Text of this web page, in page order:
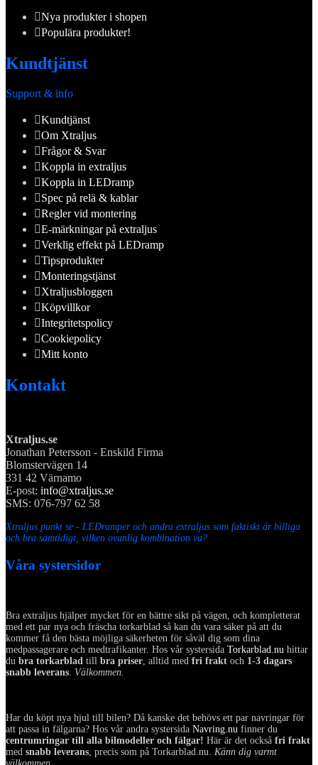
Nya produkter i shopen
Populära produkter!
Kundtjänst
Support & info
Kundtjänst
Om Xtraljus
Frågor & Svar
Koppla in extraljus
Koppla in LEDramp
Spec på relä & kablar
Regler vid montering
E-märkningar på extraljus
Verklig effekt på LEDramp
Tipsprodukter
Monteringstjänst
Xtraljusbloggen
Köpvillkor
Integritetspolicy
Cookiepolicy
Mitt konto
Kontakt
Xtraljus.se
Jonathan Petersson - Enskild Firma
Blomstervägen 14
331 42 Värnamo
E-post: info@xtraljus.se
SMS: 076-797 62 58
Xtraljus punkt se - LEDramper och andra extraljus som faktiskt är billiga
och bra samtidigt, vilken ovanlig kombination va?
Våra systersidor
Bra extraljus hjälper mycket för en bättre sikt på vägen, och kompletterat
med ett par nya och fräscha torkarblad så kan du vara säker på att du
kommer få den bästa möjliga säkerheten för såväl dig som dina
medpassagerare och medtrafikanter. Hos vår systersida Torkarblad.nu hittar
du bra torkarblad till bra priser, alltid med fri frakt och 1-3 dagars
snabb leverans. Välkommen.
Har du köpt nya hjul till bilen? Då kanske det behövs ett par navringar för
att passa in fälgarna? Hos vår andra systersida Navring.nu finner du
centrumringar till alla bilmodeller och fälgar! Här är det också fri frakt
med snabb leverans, precis som på Torkarblad.nu. Känn dig varmt